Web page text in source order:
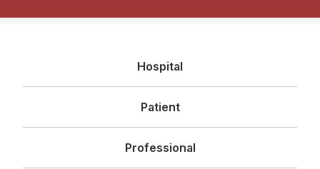
principal
Hospital
Patient
Professional